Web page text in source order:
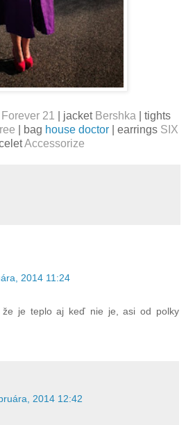
Forever 21 | jacket Bershka | tights
| bag house doctor | earrings SIX
Accessorize
2014 11:24
je teplo aj keď nie je, asi od polky
2014 12:42